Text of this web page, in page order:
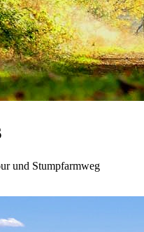
und Stumpfarmweg